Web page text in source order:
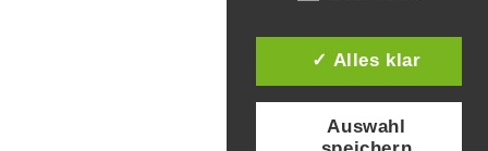
✓ Alles klar
Auswahl